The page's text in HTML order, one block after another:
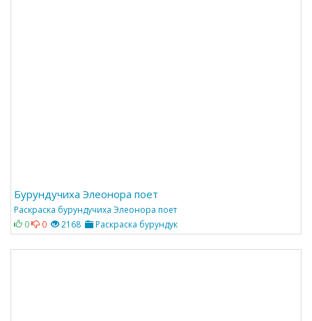
Бурундучиха Элеонора поет
Раскраска бурундучиха Элеонора поет
0
0 2168 Раскраска бурундук